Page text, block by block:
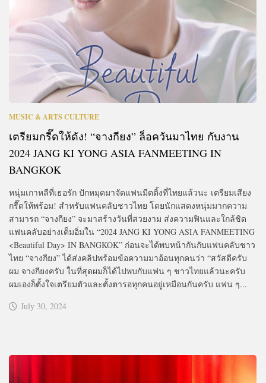
MUSIC & ARTS CULTURE
เตรียมกรี๊ดให้ดัง! “จางกียง” ล็อควันมาไทย กับงาน
2024 JANG KI YONG ASIA FANMEETING IN
BANGKOK
หนุ่มเกาหลีที่เธอรัก ปักหมุดมาจัดแฟนมีตติ้งที่ไทยแล้วนะ เตรียมเสียง
กรี๊ดให้พร้อม! สำหรับแฟนคลับชาวไทย โดยนักแสดงหนุ่มมากความ
สามารถ “จางกียง” จะมาสร้างวันที่สวยงาม ส่งความฟินและใกล้ชิด
แฟนคลับอย่างเต็มอิ่มใน “2024 JANG KI YONG ASIA FANMEETING
<Beautiful Day> IN BANGKOK” ก่อนจะได้พบหน้ากันกับแฟนคลับชาว
ไทย “จางกียง” ได้ส่งคลิปพร้อมข้อความมาอ้อนทุกคนว่า “สวัสดีครับ
ผม จางกียงครับ ในที่สุดผมก็ได้ไปพบกับแฟน ๆ ชาวไทยแล้วนะครับ
ผมเองก็ตั้งใจเตรียมตัวและตั้งตารอทุกคนอยู่เหมือนกันครับ แฟน ๆ...
July 30, 2024